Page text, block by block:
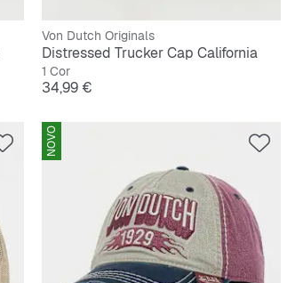
Von Dutch Originals
Distressed Trucker Cap California
1 Cor
Preço
34,99 €
NOVO